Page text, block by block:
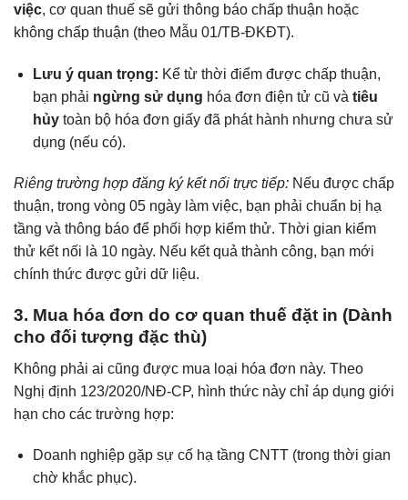
việc, cơ quan thuế sẽ gửi thông báo chấp thuận hoặc
không chấp thuận (theo Mẫu 01/TB-ĐKĐT).
Lưu ý quan trọng: Kể từ thời điểm được chấp thuận,
bạn phải ngừng sử dụng hóa đơn điện tử cũ và tiêu
hủytoàn bộ hóa đơn giấy đã phát hành nhưng chưa sử
dụng (nếu có).
Riêng trường hợp đăng ký kết nối trực tiếp: Nếu được chấp
thuận, trong vòng 05 ngày làm việc, bạn phải chuẩn bị hạ
tầng và thông báo để phối hợp kiểm thử. Thời gian kiểm
thử kết nối là 10 ngày. Nếu kết quả thành công, bạn mới
chính thức được gửi dữ liệu.
3. Mua hóa đơn do cơ quan thuế đặt in (Dành
cho đối tượng đặc thù)
Không phải ai cũng được mua loại hóa đơn này. Theo
Nghị định 123/2020/NĐ-CP, hình thức này chỉ áp dụng giới
hạn cho các trường hợp:
Doanh nghiệp gặp sự cố hạ tầng CNTT (trong thời gian
chờ khắc phục).